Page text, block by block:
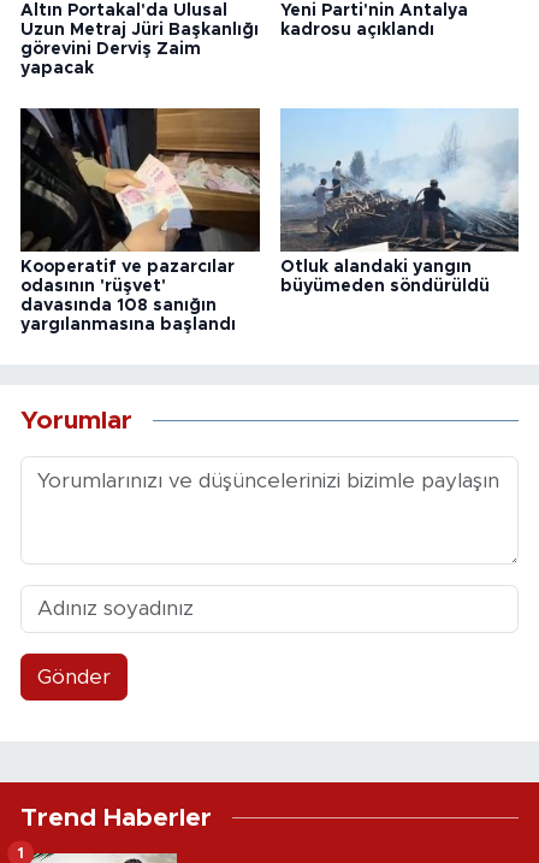
Altın Portakal'da Ulusal
Uzun Metraj Jüri Başkanlığı
görevini Derviş Zaim
yapacak
Yeni Parti'nin Antalya
kadrosu açıklandı
Kooperatif ve pazarcılar
odasının 'rüşvet'
davasında 108 sanığın
yargılanmasına başlandı
Otluk alandaki yangın
büyümeden söndürüldü
Yorumlar
Gönder
Trend Haberler
1